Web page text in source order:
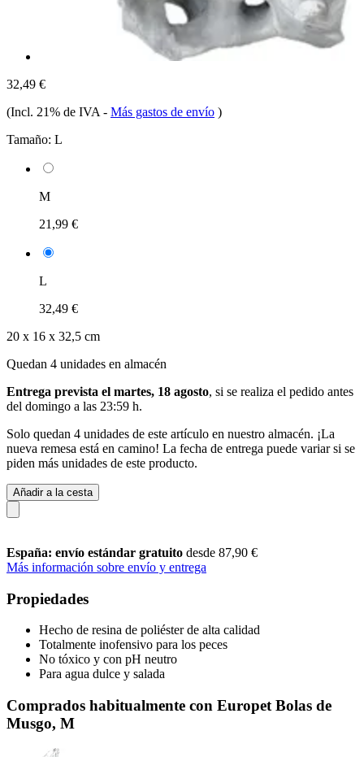
32,49 €
(Incl. 21% de IVA - Más gastos de envío )
Tamaño: L
M
21,99 €
L
32,49 €
20 x 16 x 32,5 cm
Quedan 4 unidades en almacén
Entrega prevista el martes, 18 agosto, si se realiza el pedido antes
del domingo a las 23:59 h.
Solo quedan 4 unidades de este artículo en nuestro almacén. ¡La
nueva remesa está en camino! La fecha de entrega puede variar si se
piden más unidades de este producto.
Añadir a la cesta
España: envío estándar gratuito desde 87,90 €
Más información sobre envío y entrega
Propiedades
Hecho de resina de poliéster de alta calidad
Totalmente inofensivo para los peces
No tóxico y con pH neutro
Para agua dulce y salada
Comprados habitualmente con Europet Bolas de
Musgo, M